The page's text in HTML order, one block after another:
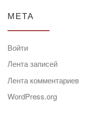
МЕТА
Войти
Лента записей
Лента комментариев
WordPress.org